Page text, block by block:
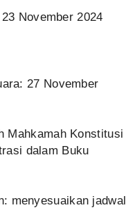
November 2024
27 November
Mahkamah Konstitusi
dalam Buku
menyesuaikan jadwal